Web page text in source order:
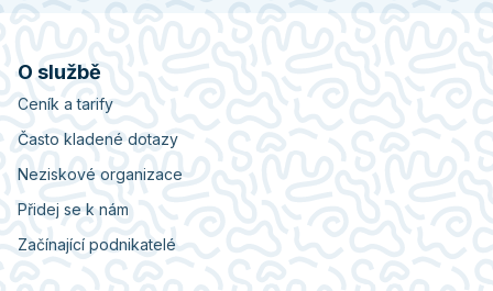
O službě
Ceník a tarify
Často kladené dotazy
Neziskové organizace
Přidej se k nám
Začínající podnikatelé